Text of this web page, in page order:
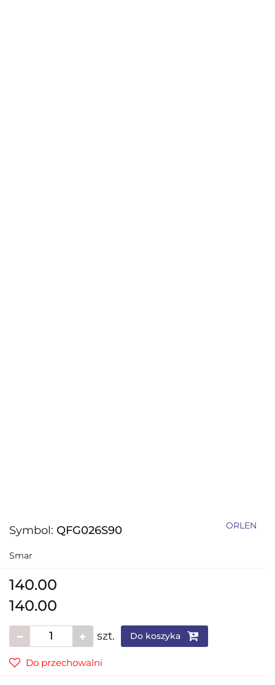
Symbol: QFG026S90 ORLEN
Smar
140.00
140.00
szt. Do koszyka
Do przechowalni